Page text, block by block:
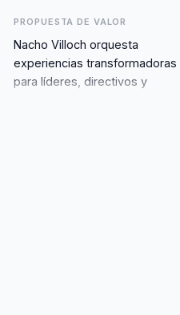
PROPUESTA DE VALOR
Nacho Villoch orquesta
experiencias transformadoras
para líderes, directivos y